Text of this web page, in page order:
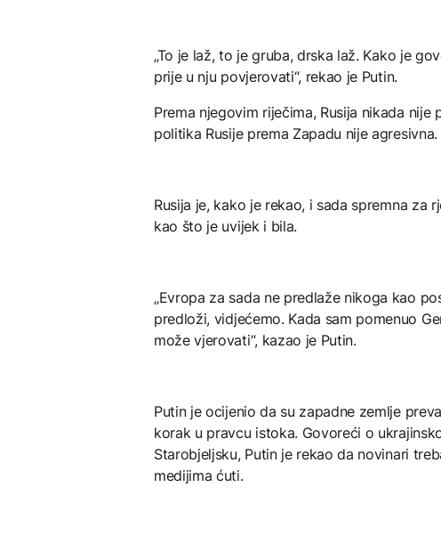
„To je laž, to je gruba, drska laž. Kako je
prije u nju povjerovati“, rekao je Putin.
Prema njegovim riječima, Rusija nikada
politika Rusije prema Zapadu nije agresivna.
Rusija je, kako je rekao, i sada spremna za
kao što je uvijek i bila.
„Evropa za sada ne predlaže nikoga kao
predloži, vidjećemo. Kada sam pomenuo
može vjerovati“, kazao je Putin.
Putin je ocijenio da su zapadne zemlje
korak u pravcu istoka. Govoreći o
Starobjeljsku, Putin je rekao da novinari
medijima ćuti.